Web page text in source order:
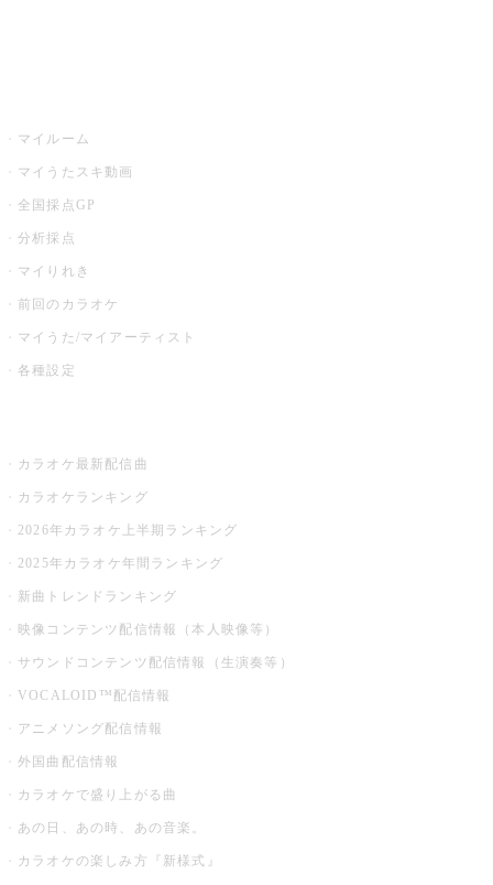
マイルーム
マイうたスキ動画
全国採点GP
分析採点
マイりれき
前回のカラオケ
マイうた/マイアーティスト
各種設定
カラオケ最新配信曲
カラオケランキング
2026年カラオケ上半期ランキング
2025年カラオケ年間ランキング
新曲トレンドランキング
映像コンテンツ配信情報（本人映像等）
サウンドコンテンツ配信情報（生演奏等）
VOCALOID™配信情報
アニメソング配信情報
外国曲配信情報
カラオケで盛り上がる曲
あの日、あの時、あの音楽。
カラオケの楽しみ方『新様式』